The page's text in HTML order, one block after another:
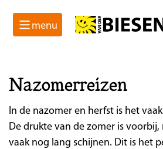
menu
Nazomerreizen
In de nazomer en herfst is het
De drukte van de zomer is
vaak nog lang schijnen. Dit is het